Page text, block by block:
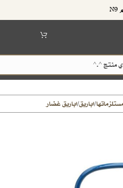
/اباريق/اباريق غضار